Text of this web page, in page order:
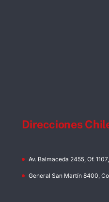
Direcciones
Av. Balmaceda 2455, Of.
General San Martín 8400,